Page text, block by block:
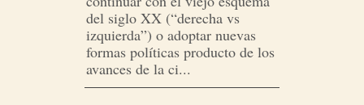
del siglo XX (“derecha vs
izquierda”) o adoptar nuevas
formas políticas producto de los
avances de la ci...